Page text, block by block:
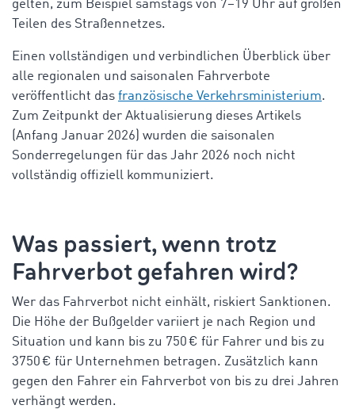
gelten, zum Beispiel samstags von 7–19 Uhr auf großen
Teilen des Straßennetzes.
Einen vollständigen und verbindlichen Überblick über
alle regionalen und saisonalen Fahrverbote
veröffentlicht das französische Verkehrsministerium.
Zum Zeitpunkt der Aktualisierung dieses Artikels
(Anfang Januar 2026) wurden die saisonalen
Sonderregelungen für das Jahr 2026 noch nicht
vollständig offiziell kommuniziert.
Was passiert, wenn trotz
Fahrverbot gefahren wird?
Wer das Fahrverbot nicht einhält, riskiert Sanktionen.
Die Höhe der Bußgelder variiert je nach Region und
Situation und kann bis zu 750 € für Fahrer und bis zu
3750 € für Unternehmen betragen. Zusätzlich kann
gegen den Fahrer ein Fahrverbot von bis zu drei Jahren
verhängt werden.